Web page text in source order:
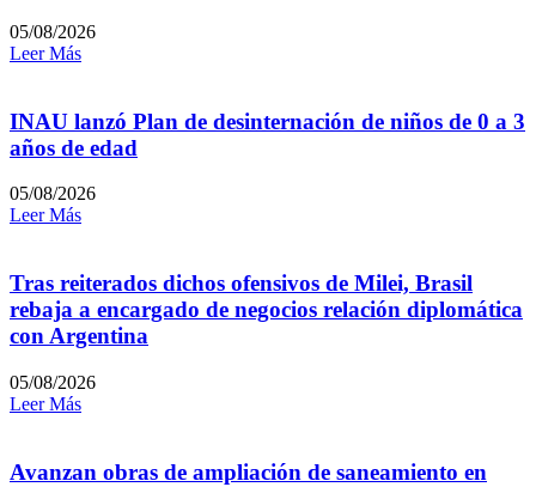
05/08/2026
Leer Más
INAU lanzó Plan de desinternación de niños de 0 a 3
años de edad
05/08/2026
Leer Más
Tras reiterados dichos ofensivos de Milei, Brasil
rebaja a encargado de negocios relación diplomática
con Argentina
05/08/2026
Leer Más
Avanzan obras de ampliación de saneamiento en